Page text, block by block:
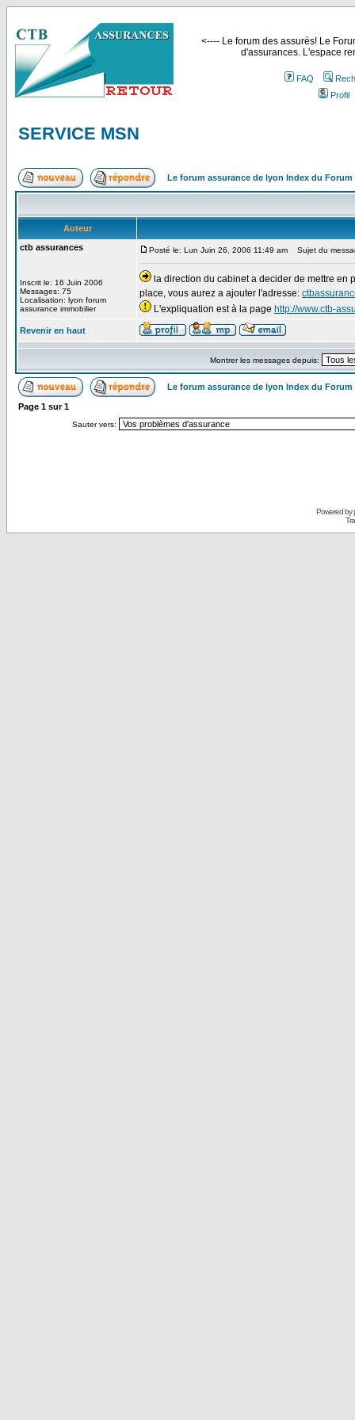
<---- Le forum des assurés! Le
d'assurances. L'espace
FAQ
Profil
SERVICE MSN
Le forum assurance de lyon Index du Forum
Auteur
ctb assurances
Inscrit le: 16 Juin 2006
Messages: 75
Localisation: lyon forum
assurance immobilier
Posté le: Lun Juin 26, 2006 11:49 am Sujet du
la direction du cabinet a decider de mettre en
place, vous aurez a ajouter l'adresse:
L'expliquation est à la page http://www.ctb-
Revenir en haut
Montrer les messages depuis:
Le forum assurance de lyon Index du Forum
Page 1 sur1
Sauter vers:
Powered by